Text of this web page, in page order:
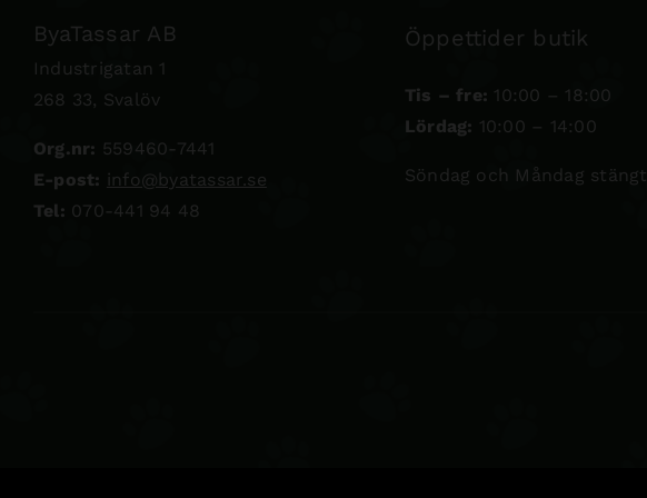
ByaTassar AB
Industrigatan 1
268 33, Svalöv
Org.nr: 559460-7441
E-post: info@byatassar.se
Tel: 070-441 94 48
Öppettider butik
Tis – fre: 10:00 – 18:00
Lördag: 10:00 – 14:00
Söndag och Måndag stängt